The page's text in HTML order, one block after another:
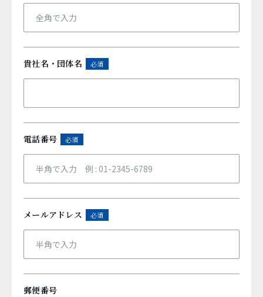
貴社名・団体名 必須
電話番号 必須
メールアドレス 必須
郵便番号